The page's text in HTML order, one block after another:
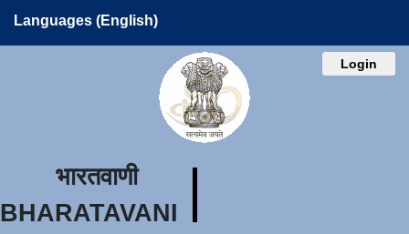
Languages (English)
Login
भारतवाणी
BHARATAVANI